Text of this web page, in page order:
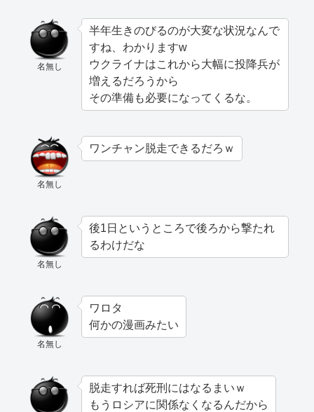
名無し
半年生きのびるのが大変な状況なんで
すね、わかりますw
ウクライナはこれから大幅に投降兵が
増えるだろうから
その準備も必要になってくるな。
名無し
ワンチャン脱走できるだろｗ
名無し
後1日というところで後ろから撃たれ
るわけだな
名無し
ワロタ
何かの漫画みたい
脱走すれば死刑にはなるまいｗ
もうロシアに関係なくなるんだから